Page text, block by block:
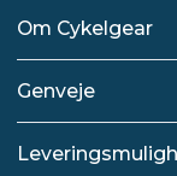
Om Cykelgear
Genveje